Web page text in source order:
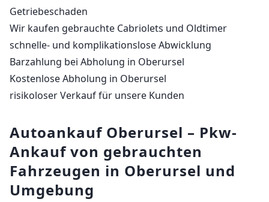
Getriebeschaden
Wir kaufen gebrauchte Cabriolets und Oldtimer
schnelle- und komplikationslose Abwicklung
Barzahlung bei Abholung in Oberursel
Kostenlose Abholung in Oberursel
risikoloser Verkauf für unsere Kunden
Autoankauf Oberursel – Pkw-
Ankauf von gebrauchten
Fahrzeugen in Oberursel und
Umgebung